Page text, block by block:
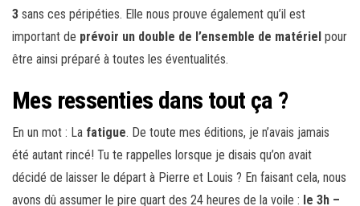
3 sans ces péripéties. Elle nous prouve également qu’il est
important de prévoir un double de l’ensemble de matériel pour
être ainsi préparé à toutes les éventualités.
Mes ressenties dans tout ça ?
En un mot : La fatigue. De toute mes éditions, je n’avais jamais
été autant rincé! Tu te rappelles lorsque je disais qu’on avait
décidé de laisser le départ à Pierre et Louis ? En faisant cela, nous
avons dû assumer le pire quart des 24 heures de la voile : le 3h –